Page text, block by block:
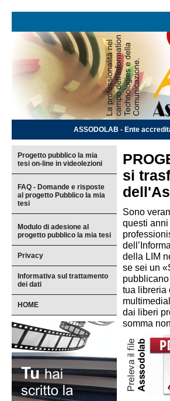
ASSODOLAB - Ente
Progetto pubblico la mia
tesi on-line in videolezioni
FAQ - Domande e risposte
al progetto Pubblico la mia
tesi
Modulo di adesione al
progetto pubblico la mia tesi
Privacy
Informativa sul trattamento
dei dati
HOME
si
Sono
questi
della LIM
se sei un
tua libreria
dai liberi
somma